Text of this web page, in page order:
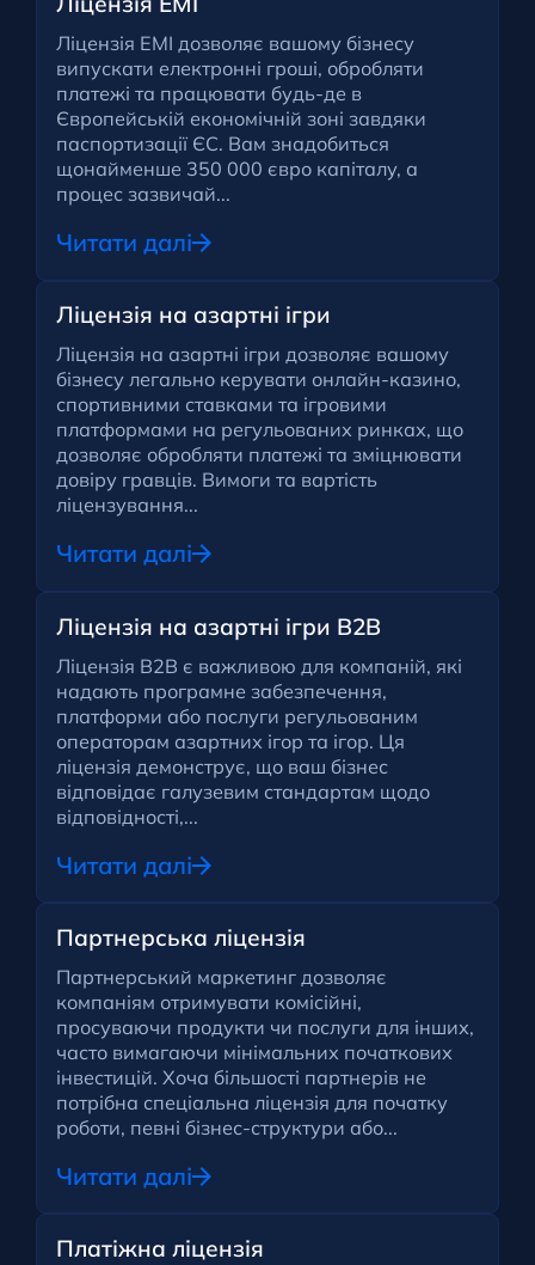
Ліцензія EMI дозволяє вашому бізнесу
випускати електронні гроші, обробляти
платежі та працювати будь-де в
Європейській економічній зоні завдяки
паспортизації ЄС. Вам знадобиться
щонайменше 350 000 євро капіталу, а
процес зазвичай...
Читати далі
Ліцензія на азартні ігри
Ліцензія на азартні ігри дозволяє вашому
бізнесу легально керувати онлайн-казино,
спортивними ставками та ігровими
платформами на регульованих ринках, що
дозволяє обробляти платежі та зміцнювати
довіру гравців. Вимоги та вартість
ліцензування...
Читати далі
Ліцензія на азартні ігри B2B
Ліцензія B2B є важливою для компаній, які
надають програмне забезпечення,
платформи або послуги регульованим
операторам азартних ігор та ігор. Ця
ліцензія демонструє, що ваш бізнес
відповідає галузевим стандартам щодо
відповідності,...
Читати далі
Партнерська ліцензія
Партнерський маркетинг дозволяє
компаніям отримувати комісійні,
просуваючи продукти чи послуги для інших,
часто вимагаючи мінімальних початкових
інвестицій. Хоча більшості партнерів не
потрібна спеціальна ліцензія для початку
роботи, певні бізнес-структури або...
Читати далі
Платіжна ліцензія